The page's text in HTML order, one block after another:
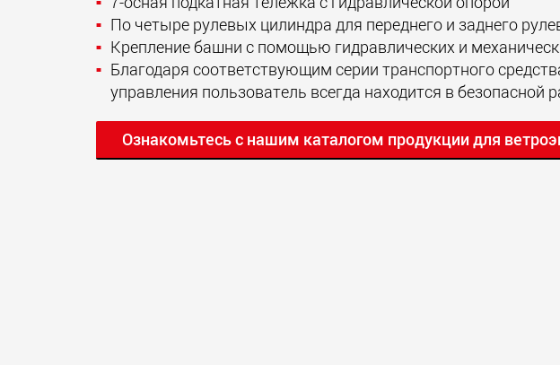
По четыре рулевых цилиндра для переднего и заднего
Крепление башни с помощью гидравлических и
Благодаря соответствующим серии транспортного
управления пользователь всегда находится в безопасной
Ознакомьтесь с нашим каталогом продукции для